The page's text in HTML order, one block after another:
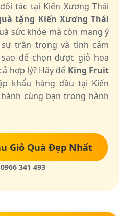
tác tại Kiến Xương Thái
tặng Kiến Xương Thái
sức khỏe mà còn mang ý
trân trọng và tình cảm
để chọn được giỏ hoa
hợp lý? Hãy để King Fruit
khẩu hàng đầu tại Kiến
cùng bạn trong hành
Giỏ Quà Đẹp Nhất
0966 341 493